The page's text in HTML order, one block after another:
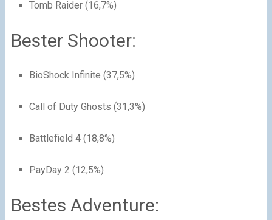
Tomb Raider (16,7%)
Bester Shooter:
BioShock Infinite (37,5%)
Call of Duty Ghosts (31,3%)
Battlefield 4 (18,8%)
PayDay 2 (12,5%)
Bestes Adventure: